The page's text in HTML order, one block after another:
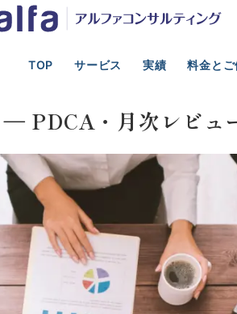
TOP サービス 実績 料金と
事業、資金調達、M&A支援
PDCA・月次レビュ